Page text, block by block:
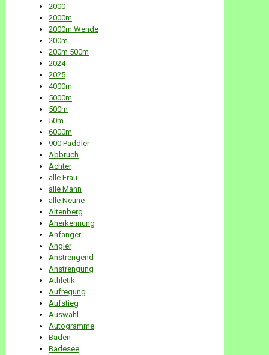
2000
2000m
2000m Wende
200m
200m 500m
2024
2025
4000m
5000m
500m
50m
6000m
900 Paddler
Abbruch
Achter
alle Frau
alle Mann
alle Neune
Altenberg
Anerkennung
Anfänger
Angler
Anstrengend
Anstrengung
Athletik
Aufregung
Aufstieg
Auswahl
Autogramme
Baden
Badesee